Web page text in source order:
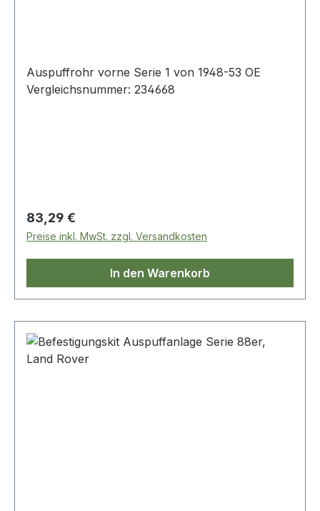
Auspuffrohr vorne Serie 1 von 1948-53 OE
Vergleichsnummer: 234668
Regulärer Preis:
83,29 €
Preise inkl. MwSt. zzgl. Versandkosten
In den Warenkorb